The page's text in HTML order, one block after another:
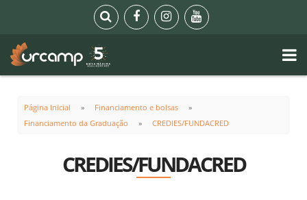
Página Inicial
Financiamento e bolsas
Financiamento da Graduação
CREDIES/FUNDACRED
CREDIES/FUNDACRED